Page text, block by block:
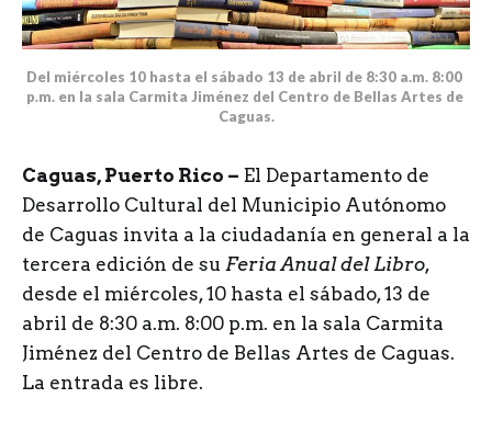
Del miércoles 10 hasta el sábado 13 de abril de 8:30 a.m. 8:00
p.m. en la sala Carmita Jiménez del Centro de Bellas Artes de
Caguas.
Caguas, Puerto Rico – El Departamento de
Desarrollo Cultural del Municipio Autónomo
de Caguas invita a la ciudadanía en general a la
tercera edición de su Feria Anual del Libro,
desde el miércoles, 10 hasta el sábado, 13 de
abril de 8:30 a.m. 8:00 p.m. en la sala Carmita
Jiménez del Centro de Bellas Artes de Caguas.
La entrada es libre.